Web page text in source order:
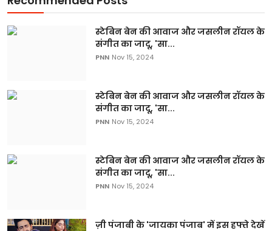
स्टेबिन बेन की आवाज और जसलीन रॉयल के
संगीत का जादू, 'सा...
PNN Nov 15, 2024
स्टेबिन बेन की आवाज और जसलीन रॉयल के
संगीत का जादू, 'सा...
PNN Nov 15, 2024
स्टेबिन बेन की आवाज और जसलीन रॉयल के
संगीत का जादू, 'सा...
PNN Nov 15, 2024
ज़ी पंजाबी के 'जायका पंजाब' में इस हफ्ते देखें